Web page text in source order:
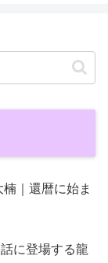
｜還暦に始ま
に登場する龍